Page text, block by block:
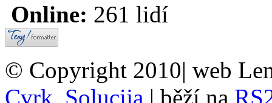
Online: 261 lidí
© Copyright 2010| web
Cvrk, Solucija | běží na